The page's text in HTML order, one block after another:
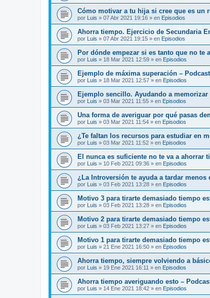
Cómo motivar a tu hija si cree que es un
por Luis » 07 Abr 2021 19:16 » en Episodios
Ahorra tiempo. Ejercicio de Secundaria
por Luis » 07 Abr 2021 19:15 » en Episodios
Por dónde empezar si es tanto que no te
por Luis » 18 Mar 2021 12:59 » en Episodios
Ejemplo de máxima superación –
por Luis » 18 Mar 2021 12:57 » en Episodios
Ejemplo sencillo. Ayudando a
por Luis » 03 Mar 2021 11:55 » en Episodios
Una forma de averiguar por qué pasas
por Luis » 03 Mar 2021 11:54 » en Episodios
¿Te faltan los recursos para estudiar en
por Luis » 03 Mar 2021 11:52 » en Episodios
El nunca es suficiente no te va a ahorrar
por Luis » 10 Feb 2021 09:36 » en Episodios
¿La Introversión te ayuda a tardar
por Luis » 03 Feb 2021 13:28 » en Episodios
Motivo 3 para tirarte demasiado tiempo
por Luis » 03 Feb 2021 13:28 » en Episodios
Motivo 2 para tirarte demasiado tiempo
por Luis » 03 Feb 2021 13:27 » en Episodios
Motivo 1 para tirarte demasiado tiempo
por Luis » 21 Ene 2021 16:50 » en Episodios
Ahorra tiempo, siempre volviendo a
por Luis » 19 Ene 2021 16:11 » en Episodios
Ahorra tiempo averiguando esto –
por Luis » 14 Ene 2021 18:42 » en Episodios